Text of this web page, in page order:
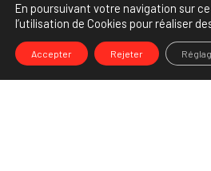
En poursuivant votre navigation sur
l’utilisation de Cookies pour réaliser
Accepter Rejeter